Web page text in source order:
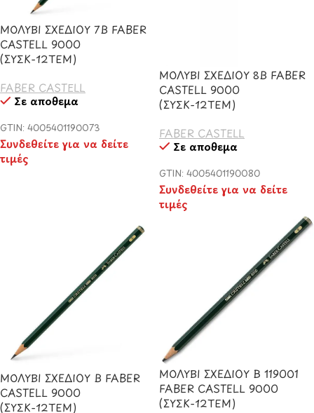
ΜΟΛΥΒΙ ΣΧΕΔΙΟΥ 7B FABER
CASTELL 9000
(ΣΥΣΚ-12ΤΕΜ)
FABER CASTELL
Σε απόθεμα
GTIN: 4005401190073
Συνδεθείτε για να δείτε
τιμές
ΜΟΛΥΒΙ ΣΧΕΔΙΟΥ 8B FABER
CASTELL 9000
(ΣΥΣΚ-12ΤΕΜ)
FABER CASTELL
Σε απόθεμα
GTIN: 4005401190080
Συνδεθείτε για να δείτε
τιμές
ΜΟΛΥΒΙ ΣΧΕΔΙΟΥ B FABER
CASTELL 9000
(ΣΥΣΚ-12ΤΕΜ)
ΜΟΛΥΒΙ ΣΧΕΔΙΟΥ B 119001
FABER CASTELL 9000
(ΣΥΣΚ-12ΤΕΜ)